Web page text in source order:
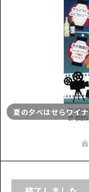
ス
イ
旬
夏の夕べはせらワイナ